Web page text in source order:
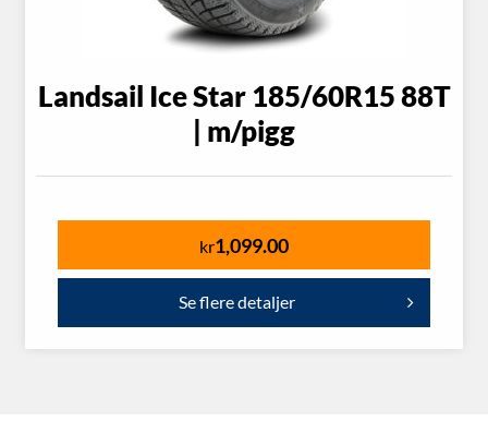
Landsail Ice Star 185/60R15 88T
| m/pigg
kr1,099.00
Se flere detaljer